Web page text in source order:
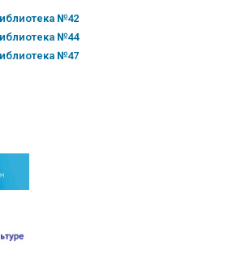
№42
№44
№47